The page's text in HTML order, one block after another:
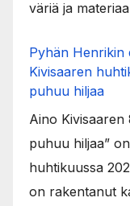
väriä ja
Pyhän Henrikin
Kivisaaren
puhuu hiljaa
Aino
puhuu hiljaa”
huhtikuussa
on rakentanut